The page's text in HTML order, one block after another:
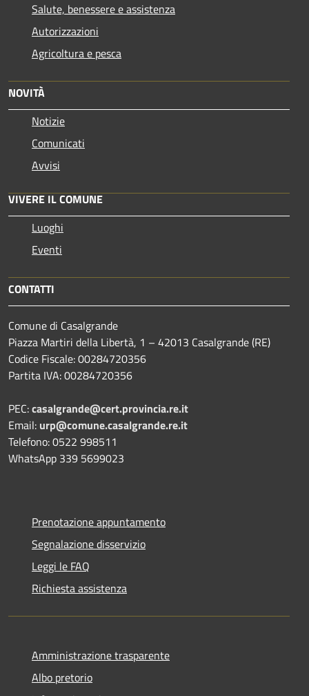
Salute, benessere e assistenza
Autorizzazioni
Agricoltura e pesca
NOVITÀ
Notizie
Comunicati
Avvisi
VIVERE IL COMUNE
Luoghi
Eventi
CONTATTI
Comune di Casalgrande
Piazza Martiri della Libertà, 1 – 42013 Casalgrande (RE)
Codice Fiscale: 00284720356
Partita IVA: 00284720356
PEC:casalgrande@cert.provincia.re.it
Email: urp@comune.casalgrande.re.it
Telefono: 0522 998511
WhatsApp 339 5699023
Prenotazione appuntamento
Segnalazione disservizio
Leggi le FAQ
Richiesta assistenza
Amministrazione trasparente
Albo pretorio